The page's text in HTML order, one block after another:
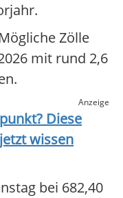
Zölle
mit rund 2,6
Anzeige
Diese
wissen
bei 682,40